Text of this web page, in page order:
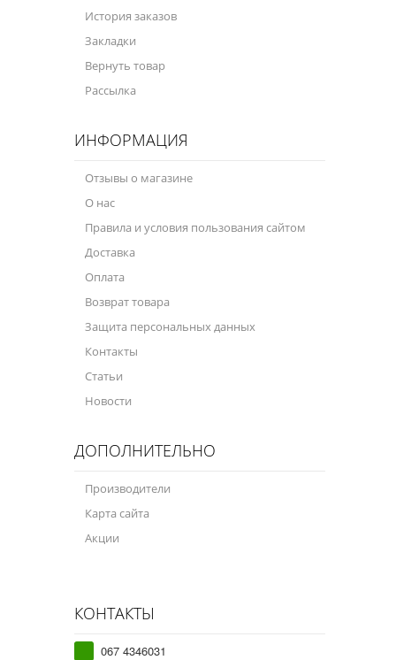
История заказов
Закладки
Вернуть товар
Рассылка
ИНФОРМАЦИЯ
Отзывы о магазине
О нас
Правила и условия пользования сайтом
Доставка
Оплата
Возврат товара
Защита персональных данных
Контакты
Статьи
Новости
ДОПОЛНИТЕЛЬНО
Производители
Карта сайта
Акции
КОНТАКТЫ
067 4346031